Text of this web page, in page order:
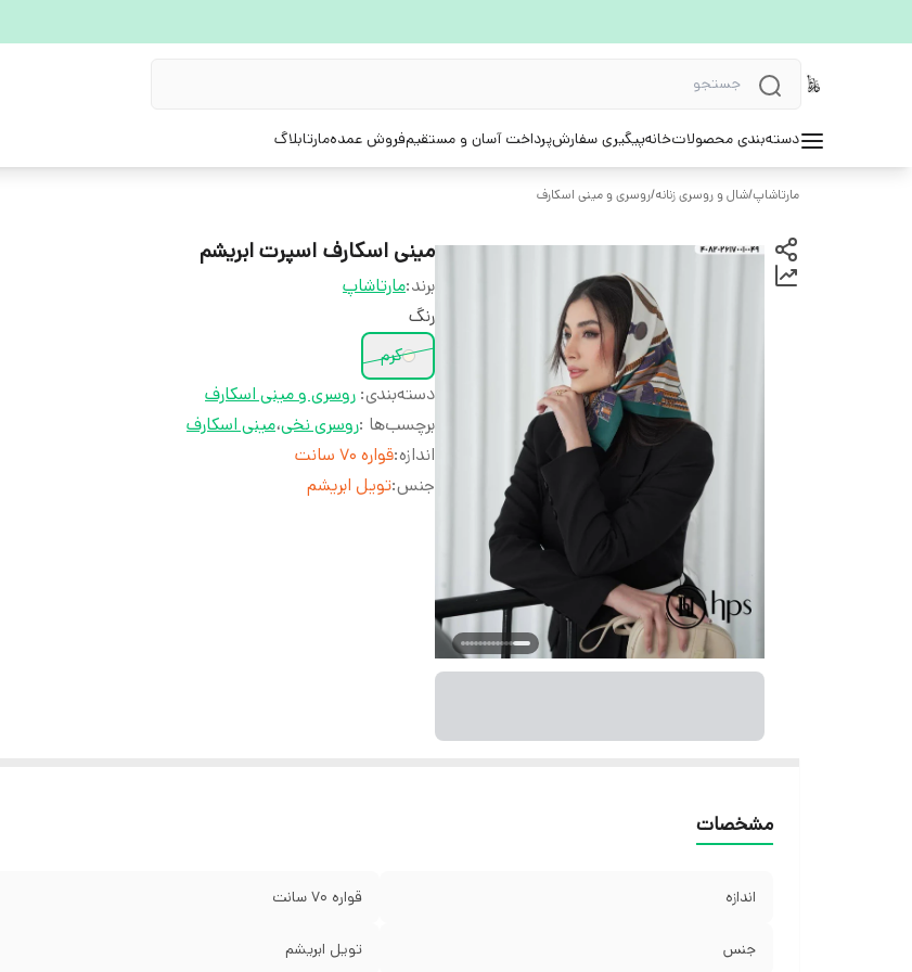
دسته‌بندی محصولاتخانهپیگیری سفارشپرداخت آسان و مستقیمفروش عمدهمارتابلاگ
مارتاشاپ/شال و روسری زنانه/روسری و مینی اسکارف
مینی اسکارف اسپرت ابریشم
برند:مارتاشاپ
رنگ
کرم
دسته‌بندی: روسری و مینی اسکارف
برچسب‌ها :روسری نخی،مینی اسکارف
اندازه:قواره 70 سانت
جنس:تویل ابریشم
مشخصات
اندازه قواره 70 سانت
جنس تویل ابریشم